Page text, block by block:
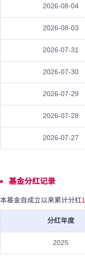
2026-08-04
2026-08-03
2026-07-31
2026-07-30
2026-07-29
2026-07-28
2026-07-27
基金分红记录
本基金自成立以来累计分红1
分红年度
2025